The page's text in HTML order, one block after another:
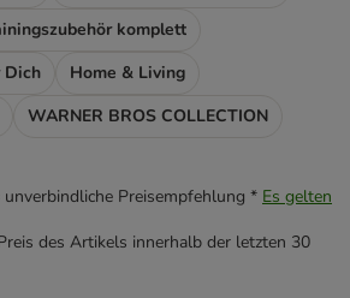
komplett
Dich
Home & Living
WARNER BROS COLLECTION
Preisempfehlung * Es gelten
des Artikels innerhalb der letzten 30